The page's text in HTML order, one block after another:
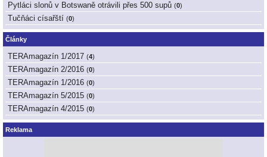
Pytláci slonů v Botswaně otrávili přes 500 supů (0)
Tučňáci císařští (0)
Články
TERAmagazín 1/2017 (4)
TERAmagazín 2/2016 (0)
TERAmagazín 1/2016 (0)
TERAmagazín 5/2015 (0)
TERAmagazín 4/2015 (0)
Reklama